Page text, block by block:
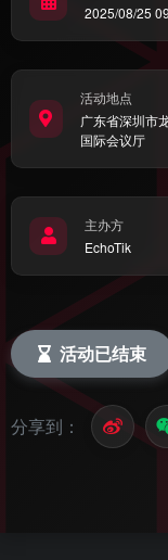
2025/08/25
活动地点
广东省深圳市
国际会议厅
主办方
EchoTik
活动已结束
分享到：